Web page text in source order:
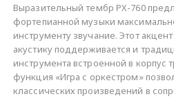
Выразительный тембр PX-760
фортепианной музыки
инструменту звучание. Этот
акустику поддерживается и
инструмента встроенной в корпус
функция «Игра с оркестром»
классических произведений в